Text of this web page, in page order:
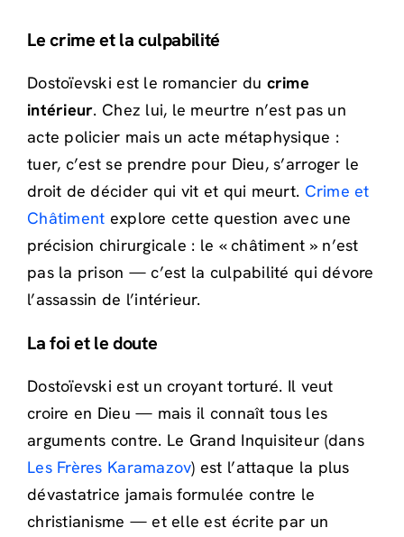
Le crime et la culpabilité
Dostoïevski est le romancier du crime
intérieur. Chez lui, le meurtre n’est pas un
acte policier mais un acte métaphysique :
tuer, c’est se prendre pour Dieu, s’arroger le
droit de décider qui vit et qui meurt. Crime et
Châtiment explore cette question avec une
précision chirurgicale : le « châtiment » n’est
pas la prison — c’est la culpabilité qui dévore
l’assassin de l’intérieur.
La foi et le doute
Dostoïevski est un croyant torturé. Il veut
croire en Dieu — mais il connaît tous les
arguments contre. Le Grand Inquisiteur (dans
Les Frères Karamazov) est l’attaque la plus
dévastatrice jamais formulée contre le
christianisme — et elle est écrite par un